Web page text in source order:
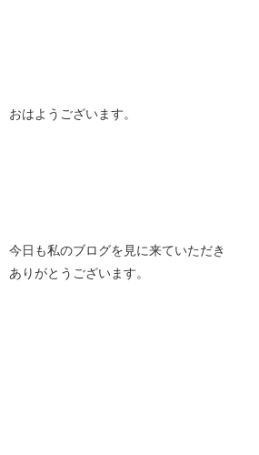
おはようございます。
今日も私のブログを見に来ていただき
ありがとうございます。